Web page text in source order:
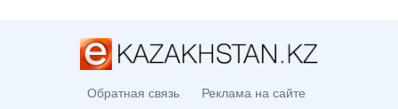
Обратная связь Реклама на сайте